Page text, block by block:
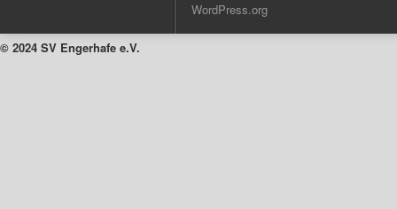
WordPress.org
© 2024 SV Engerhafe e.V.